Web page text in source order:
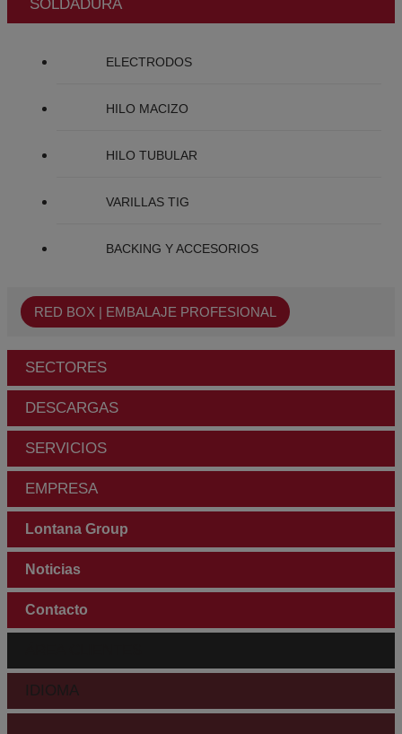
SOLDADURA
ELECTRODOS
HILO MACIZO
HILO TUBULAR
VARILLAS TIG
BACKING Y ACCESORIOS
RED BOX | EMBALAJE PROFESIONAL
SECTORES
DESCARGAS
SERVICIOS
EMPRESA
Lontana Group
Noticias
Contacto
IDIOMA